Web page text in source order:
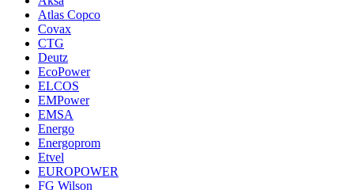
Atlas Copco
Covax
CTG
Deutz
EcoPower
ELCOS
EMPower
EMSA
Energo
Energoprom
Etvel
EUROPOWER
FG Wilson